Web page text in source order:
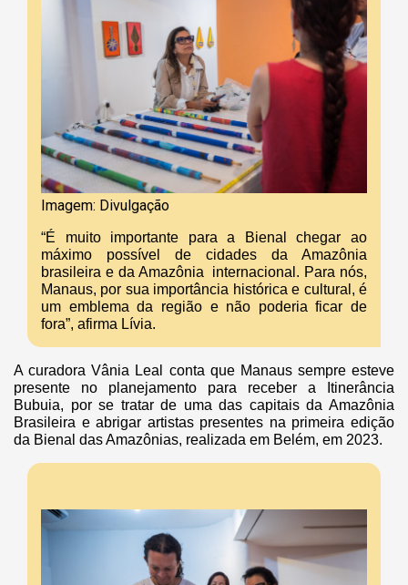
Imagem: Divulgação
“É muito importante para a Bienal chegar ao
máximo possível de cidades da Amazônia
brasileira e da Amazônia internacional. Para nós,
Manaus, por sua importância histórica e cultural, é
um emblema da região e não poderia ficar de
fora”, afirma Lívia.
A curadora Vânia Leal conta que Manaus sempre esteve
presente no planejamento para receber a Itinerância
Bubuia, por se tratar de uma das capitais da Amazônia
Brasileira e abrigar artistas presentes na primeira edição
da Bienal das Amazônias, realizada em Belém, em 2023.